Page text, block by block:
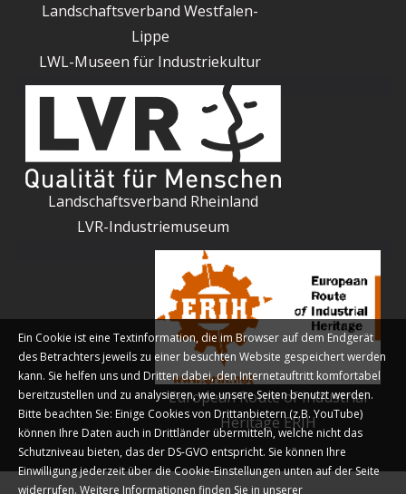
Landschaftsverband Westfalen-
Lippe
LWL-Museen für Industriekultur
Landschaftsverband Rheinland
LVR-Industriemuseum
European Route of Industrial
Heritage ERIH
Ein Cookie ist eine Textinformation, die im Browser auf dem Endgerät
des Betrachters jeweils zu einer besuchten Website gespeichert werden
kann. Sie helfen uns und Dritten dabei, den Internetauftritt komfortabel
bereitzustellen und zu analysieren, wie unsere Seiten benutzt werden.
Bitte beachten Sie: Einige Cookies von Drittanbietern (z.B. YouTube)
können Ihre Daten auch in Drittländer übermitteln, welche nicht das
Schutzniveau bieten, das der DS-GVO entspricht. Sie können Ihre
Einwilligung jederzeit über die Cookie-Einstellungen unten auf der Seite
widerrufen. Weitere Informationen finden Sie in unserer